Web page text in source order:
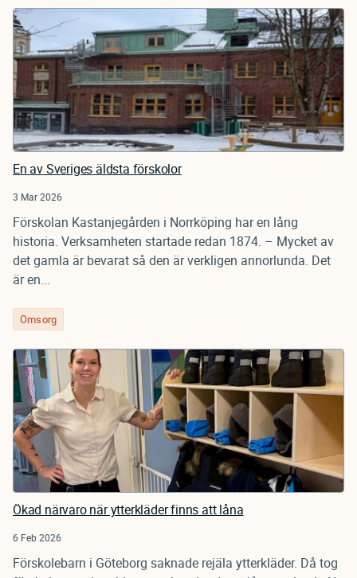
En av Sveriges äldsta förskolor
3 Mar 2026
Förskolan Kastanjegården i Norrköping har en lång
historia. Verksamheten startade redan 1874. – Mycket av
det gamla är bevarat så den är verkligen annorlunda. Det
är en...
Omsorg
Ökad närvaro när ytterkläder finns att låna
6 Feb 2026
Förskolebarn i Göteborg saknade rejäla ytterkläder. Då tog